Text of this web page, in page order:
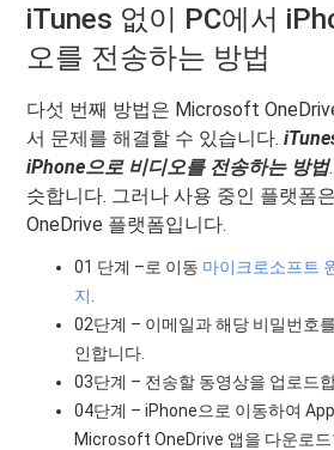
iTunes 없이 PC에서
오를 전송하는 방법
다섯 번째 방법은 Microsoft
서 문제를 해결할 수 있습니다.
iPhone으로 비디오를 전송하는 방법
슷합니다. 그러나 사용 중인 플랫폼
OneDrive 플랫폼입니다.
01 단계 –로 이동 마이크로소프트
지
02단계 – 이메일과 해당 비밀번호
인합니다.
03단계 – 전송할 동영상을 업로드
04단계 – iPhone으로 이동하여
Microsoft OneDrive 앱을 다운로드